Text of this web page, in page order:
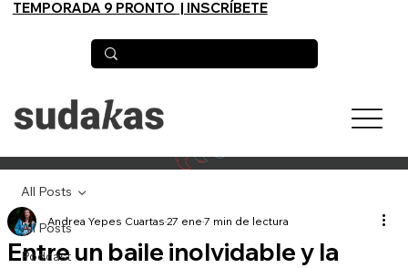
TEMPORADA 9 PRONTO | INSCRÍBETE
All Posts
Podcast
All Posts
Entre un baile inolvidable y la
Andrea Yepes Cuartas 27 ene 7 min de lectura